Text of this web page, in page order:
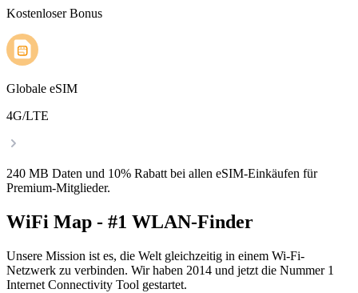
Kostenloser Bonus
Globale eSIM
4G/LTE
240 MB Daten und 10% Rabatt bei allen eSIM-Einkäufen für
Premium-Mitglieder.
WiFi Map - #1 WLAN-Finder
Unsere Mission ist es, die Welt gleichzeitig in einem Wi-Fi-
Netzwerk zu verbinden. Wir haben 2014 und jetzt die Nummer 1
Internet Connectivity Tool gestartet.